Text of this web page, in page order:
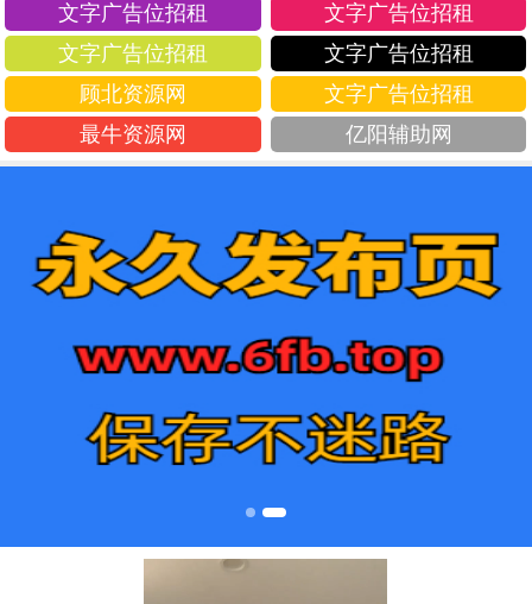
文字广告位招租
文字广告位招租
文字广告位招租
文字广告位招租
顾北资源网
文字广告位招租
最牛资源网
亿阳辅助网